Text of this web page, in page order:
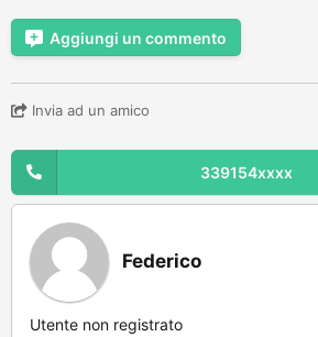
Aggiungi un commento
Invia ad un amico
339154xxxx
Federico
Utente non registrato